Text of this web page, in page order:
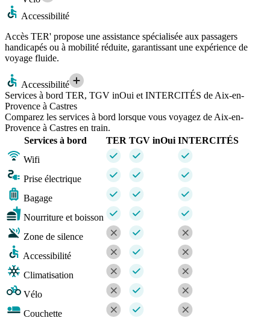
Accessibilité
Accès TER' propose une assistance spécialisée aux passagers
handicapés ou à mobilité réduite, garantissant une expérience de
voyage fluide.
Accessibilité
Services à bord TER, TGV inOui et INTERCITÉS de Aix-en-
Provence à Castres
Comparez les services à bord lorsque vous voyagez de Aix-en-
Provence à Castres en train.
Services à bord
TER TGV inOui INTERCITÉS
Wifi
Prise électrique
Bagage
Nourriture et boisson
Zone de silence
Accessibilité
Climatisation
Vélo
Couchette